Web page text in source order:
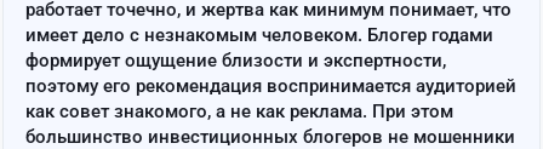
работает точечно, и жертва как минимум понимает, что
имеет дело с незнакомым человеком. Блогер годами
формирует ощущение близости и экспертности,
поэтому его рекомендация воспринимается аудиторией
как совет знакомого, а не как реклама. При этом
большинство инвестиционных блогеров не мошенники